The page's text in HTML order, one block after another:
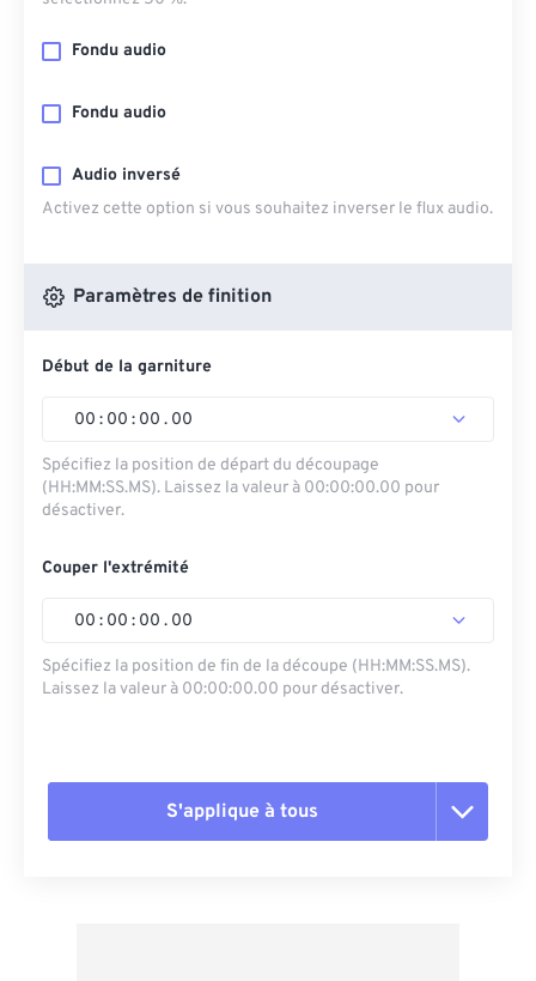
Fondu audio
Fondu audio
Audio inversé
Activez cette option si vous souhaitez inverser le flux audio.
Paramètres de finition
Début de la garniture
00 : 00 : 00 . 00
Spécifiez la position de départ du découpage
(HH:MM:SS.MS). Laissez la valeur à 00:00:00.00 pour
désactiver.
Couper l'extrémité
00 : 00 : 00 . 00
Spécifiez la position de fin de la découpe (HH:MM:SS.MS).
Laissez la valeur à 00:00:00.00 pour désactiver.
S'applique à tous